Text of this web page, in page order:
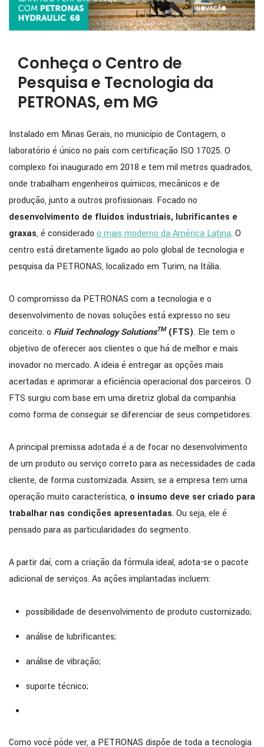
Conheça o Centro de
Pesquisa e Tecnologia da
PETRONAS, em MG
Instalado em Minas Gerais, no município de Contagem, o
laboratório é único no país com certificação ISO 17025. O
complexo foi inaugurado em 2018 e tem mil metros quadrados,
onde trabalham engenheiros químicos, mecânicos e de
produção, junto a outros profissionais. Focado no
desenvolvimento de fluidos industriais, lubrificantes e
graxas, é considerado o mais moderno da América Latina. O
centro está diretamente ligado ao polo global de tecnologia e
pesquisa da PETRONAS, localizado em Turim, na Itália.
O compromisso da PETRONAS com a tecnologia e o
desenvolvimento de novas soluções está expresso no seu
conceito: o Fluid Technology SolutionsTM(FTS). Ele tem o
objetivo de oferecer aos clientes o que há de melhor e mais
inovador no mercado. A ideia é entregar as opções mais
acertadas e aprimorar a eficiência operacional dos parceiros. O
FTS surgiu com base em uma diretriz global da companhia
como forma de conseguir se diferenciar de seus competidores.
A principal premissa adotada é a de focar no desenvolvimento
de um produto ou serviço correto para as necessidades de cada
cliente, de forma customizada. Assim, se a empresa tem uma
operação muito característica, o insumo deve ser criado para
trabalhar nas condições apresentadas. Ou seja, ele é
pensado para as particularidades do segmento.
A partir daí, com a criação da fórmula ideal, adota-se o pacote
adicional de serviços. As ações implantadas incluem:
possibilidade de desenvolvimento de produto customizado;
análise de lubrificantes;
análise de vibração;
suporte técnico;
Como você pôde ver, a PETRONAS dispõe de toda a tecnologia